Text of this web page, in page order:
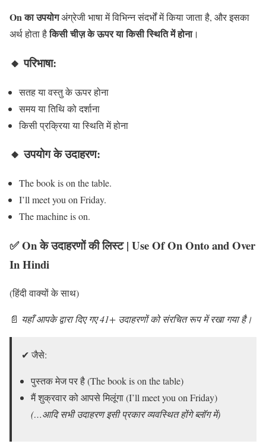
On का उपयोगअंग्रेजी भाषा में विभिन्न संदर्भों में किया जाता है, और इसका
अर्थ होता हैकिसी चीज़ के ऊपर या किसी स्थिति में होना।
🔸 परिभाषा:
सतह या वस्तु के ऊपर होना
समय या तिथि को दर्शाना
किसी प्रक्रिया या स्थिति में होना
🔸 उपयोग के उदाहरण:
The book is on the table.
I’ll meet you on Friday.
The machine is on.
✅On के उदाहरणों की लिस्ट| Use Of On Onto and Over
In Hindi
(हिंदी वाक्यों के साथ)
📄 यहाँ आपके द्वारा दिए गए 41+ उदाहरणों को संरचित रूप में रखा गया है।
✔ जैसे:
पुस्तक मेज पर है (The book is on the table)
मैं शुक्रवार को आपसे मिलूंगा (I’ll meet you on Friday)
(…आदि सभी उदाहरण इसी प्रकार व्यवस्थित होंगे ब्लॉग में)